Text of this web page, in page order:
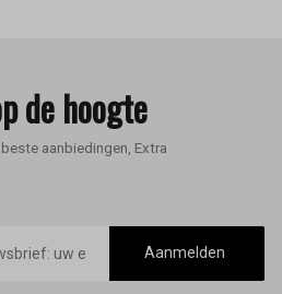
de hoogte
aanbiedingen, Extra
Aanmelden